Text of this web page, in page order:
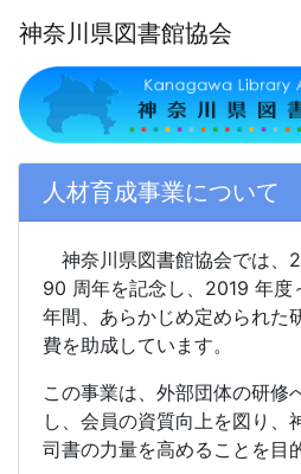
神奈川県図書館協会
人材育成事業について
神奈川県図書館協会では、
90 周年を記念し、2019 年度
年間、あらかじめ定められた
費を助成しています。
この事業は、外部団体の研修
し、会員の資質向上を図り、
司書の力量を高めることを目